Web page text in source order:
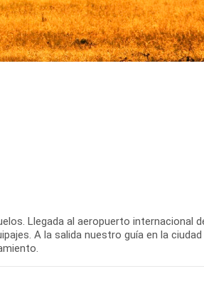
Llegada al aeropuerto internacional
A la salida nuestro guía en la